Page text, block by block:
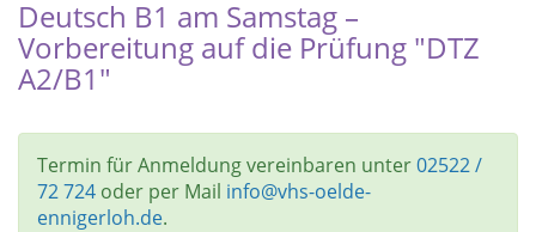
Deutsch B1 am Samstag –
Vorbereitung auf die Prüfung "DTZ
A2/B1"
Termin für Anmeldung vereinbaren unter02522 /
72 724 oder per Mail info@vhs-oelde-
ennigerloh.de.